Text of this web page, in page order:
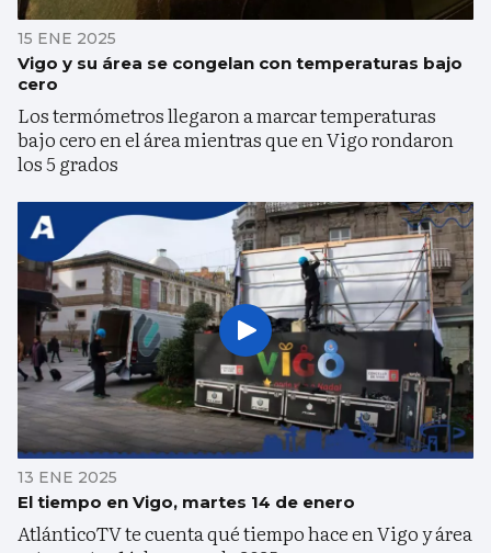
15 ENE 2025
Vigo y su área se congelan con temperaturas bajo
cero
Los termómetros llegaron a marcar temperaturas
bajo cero en el área mientras que en Vigo rondaron
los 5 grados
13 ENE 2025
El tiempo en Vigo, martes 14 de enero
AtlánticoTV te cuenta qué tiempo hace en Vigo y área